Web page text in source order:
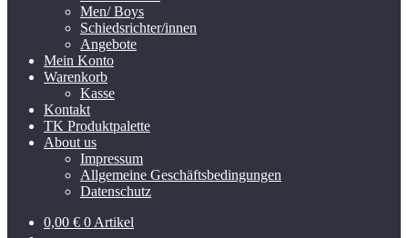
Men/ Boys
Schiedsrichter/innen
Angebote
Mein Konto
Warenkorb
Kasse
Kontakt
TK Produktpalette
About us
Impressum
Allgemeine Geschäftsbedingungen
Datenschutz
0,00 € 0 Artikel